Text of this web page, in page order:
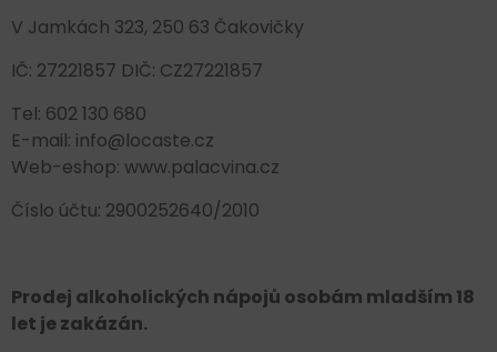
V Jamkách 323, 250 63 Čakovičky
IČ: 27221857 DIČ: CZ27221857
Tel: 602 130 680
E-mail: info@locaste.cz
Web-eshop: www.palacvina.cz
Číslo účtu: 2900252640/2010
Prodej alkoholických nápojů osobám mladším 18
let je zakázán.